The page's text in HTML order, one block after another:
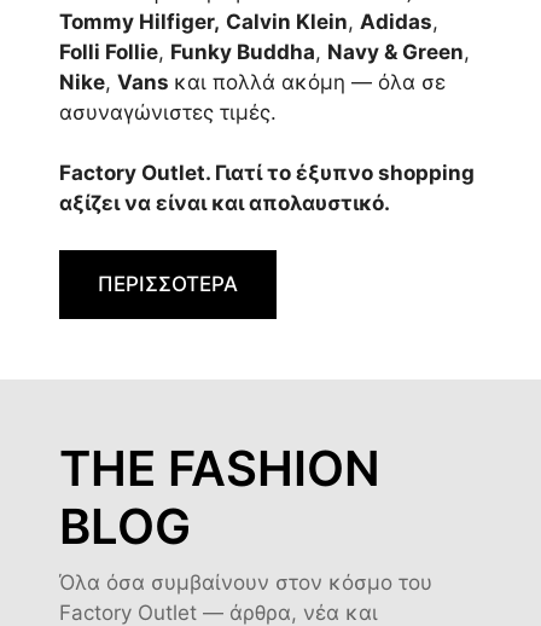
Tommy Hilfiger, Calvin Klein, Adidas,
Folli Follie, Funky Buddha, Navy & Green,
Nike, Vans και πολλά ακόμη — όλα σε
ασυναγώνιστες τιμές.
Factory Outlet. Γιατί το έξυπνο shopping
αξίζει να είναι και απολαυστικό.
ΠΕΡΙΣΣΟΤΕΡΑ
THE FASHION
BLOG
Όλα όσα συμβαίνουν στον κόσμο του
Factory Outlet — άρθρα, νέα και